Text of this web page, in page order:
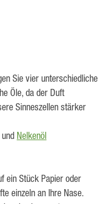
Sie vier unterschiedliche
Öle, da der Duft
Sinneszellen stärker
und Nelkenöl
ein Stück Papier oder
einzeln an Ihre Nase.